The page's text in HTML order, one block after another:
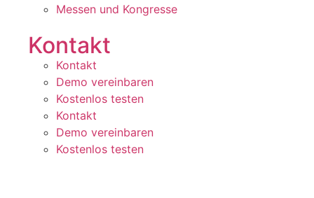
Messen und Kongresse
Kontakt
Kontakt
Demo vereinbaren
Kostenlos testen
Kontakt
Demo vereinbaren
Kostenlos testen